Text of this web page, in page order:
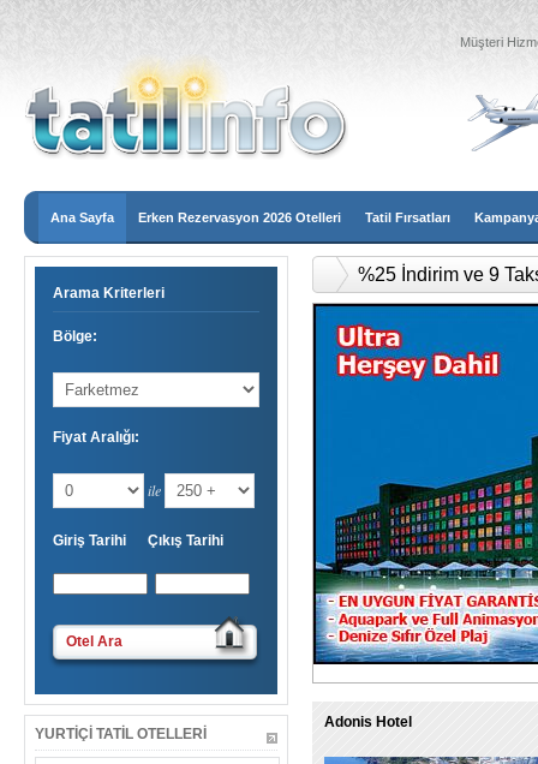
Müşteri
Ana Sayfa Erken Rezervasyon 2026 Otelleri Tatil Fırsatları
Arama Kriterleri
Bölge:
Fiyat Aralığı:
ile
Giriş Tarihi Çıkış Tarihi
Otel Ara
YURTIÇI TATIL OTELLERI
%25 İndirim ve 9
Adonis Hotel